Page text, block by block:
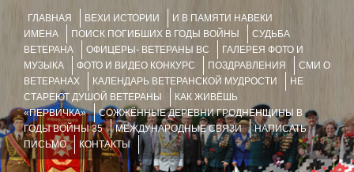
ГЛАВНАЯ ВЕХИ ИСТОРИИ
И В ПАМЯТИ НАВЕКИ
ИМЕНА
ПОИСК ПОГИБШИХ В ГОДЫ ВОЙНЫ
СУДЬБА
ВЕТЕРАНА
ОФИЦЕРЫ- ВЕТЕРАНЫ ВС
ГАЛЕРЕЯ ФОТО И
МУЗЫКА
ФОТО И ВИДЕО КОНКУРС ПОЗДРАВЛЕНИЯ
СМИ О
ВЕТЕРАНАХ
КАЛЕНДАРЬ ВЕТЕРАНСКОЙ МУДРОСТИ
НЕ
СТАРЕЮТ ДУШОЙ ВЕТЕРАНЫ
КАК ЖИВЁШЬ
«ПЕРВИЧКА»
СОЖЖЁННЫЕ ДЕРЕВНИ ГРОДНЕНЩИНЫ В
ГОДЫ ВОЙНЫ 35
МЕЖДУНАРОДНЫЕ СВЯЗИ
НАПИСАТЬ
ПИСЬМО
КОНТАКТЫ